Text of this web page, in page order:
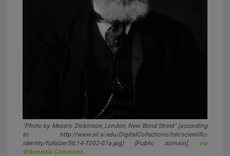
"Photo by Messrs. Dickinson, London, New Bond Street" (according
to http://www.sil.si.edu/DigitalCollections/hst/scientific-
identity/fullsize/SIL14-T002-07a.jpg) [Public domain],
via
Wikimedia Commons